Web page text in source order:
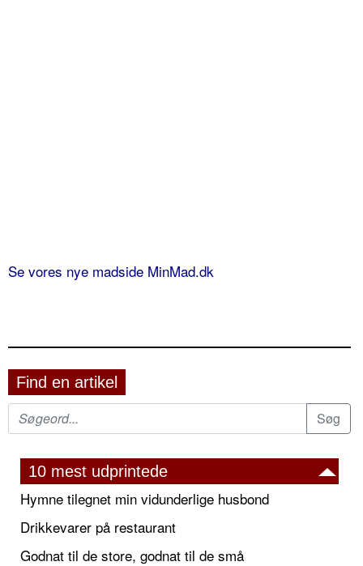
Se vores nye madside MinMad.dk
Find en artikel
10 mest udprintede
Hymne tilegnet min vidunderlige husbond
Drikkevarer på restaurant
Godnat til de store, godnat til de små